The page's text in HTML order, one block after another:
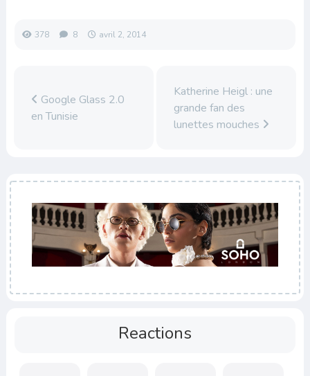
378 8 avril 2, 2014
Google Glass 2.0
en Tunisie
Katherine Heigl : une
grande fan des
lunettes mouches
Reactions